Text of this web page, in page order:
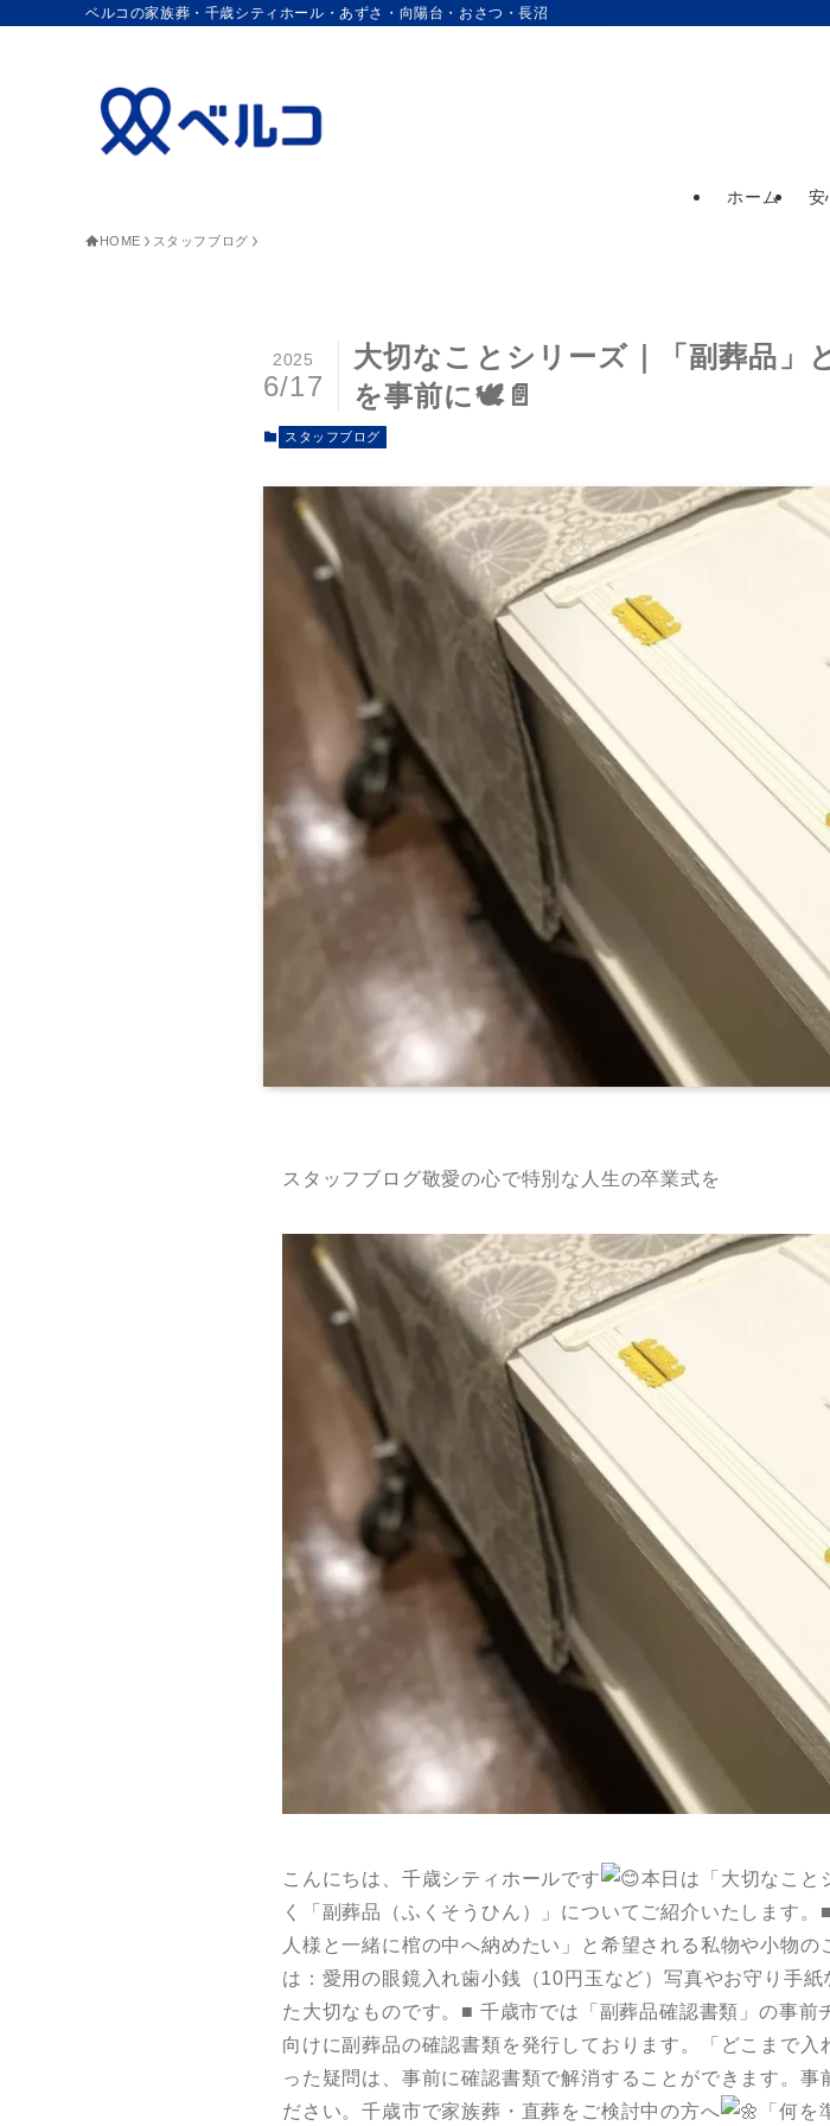
ベルコの家族葬・千歳シティホール・あずさ・向陽台・おさつ・長沼
ホーム 安
HOME スタッフブログ
大切なことシリーズ｜「副葬品」
を事前に🕊️📄
2025
6/17
スタッフブログ
スタッフブログ敬愛の心で特別な人生の卒業式を
こんにちは、千歳シティホールです
本日は「大切なこと
く「副葬品（ふくそうひん）」についてご紹介いたします。
人様と一緒に棺の中へ納めたい」と希望される私物や小物
は：愛用の眼鏡入れ歯小銭（10円玉など）写真やお守り手
た大切なものです。■ 千歳市では「副葬品確認書類」の事前
向けに副葬品の確認書類を発行しております。「どこまで
った疑問は、事前に確認書類で解消することができます。
ださい。千歳市で家族葬・直葬をご検討中の方へ
「何